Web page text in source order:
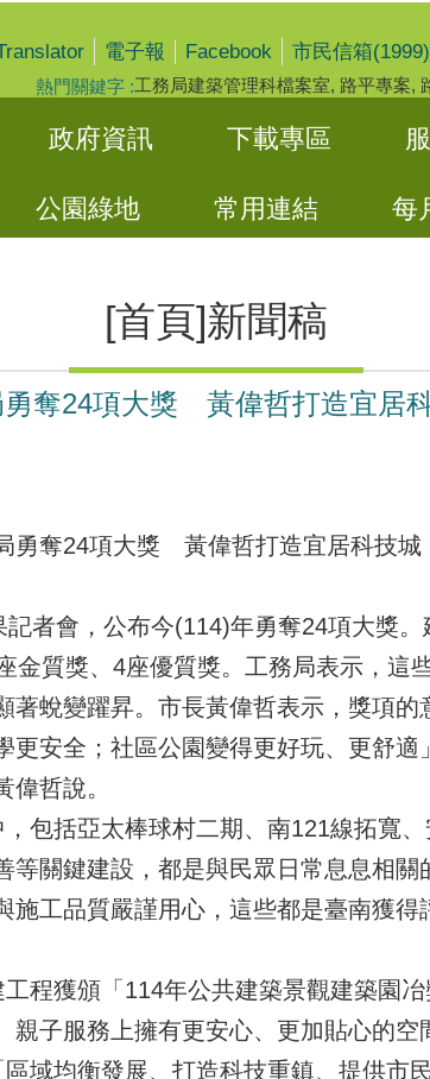
電子報 Facebook 市民信箱(1999)
熱門關鍵字 工務局建築管理科檔案室 路平專案
政府資訊 下載專區
公園綠地 常用連結 每
[首頁]新聞稿
奪24項大獎 黃偉哲打造宜居科
勇奪24項大獎 黃偉哲打造宜居科技城
者會，公布今(114)年勇奪24項大獎
金質獎、4座優質獎。工務局表示，這
著蛻變躍昇。市長黃偉哲表示，獎項
安全；社區公園變得更好玩、更舒適
哲說。
包括亞太棒球村二期、南121線拓寬
等關鍵建設，都是與民眾日常息息相關
施工品質嚴謹用心，這些都是臺南獲
程獲頒「114年公共建築景觀建築園
子服務上擁有更安心、更加貼心的空
域均衡發展、打造科技重鎮、提供市